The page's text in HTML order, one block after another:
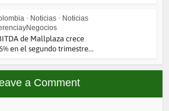
• Noticias • Noticias
de Mallplaza crece
en el segundo trimestre...
a Comment